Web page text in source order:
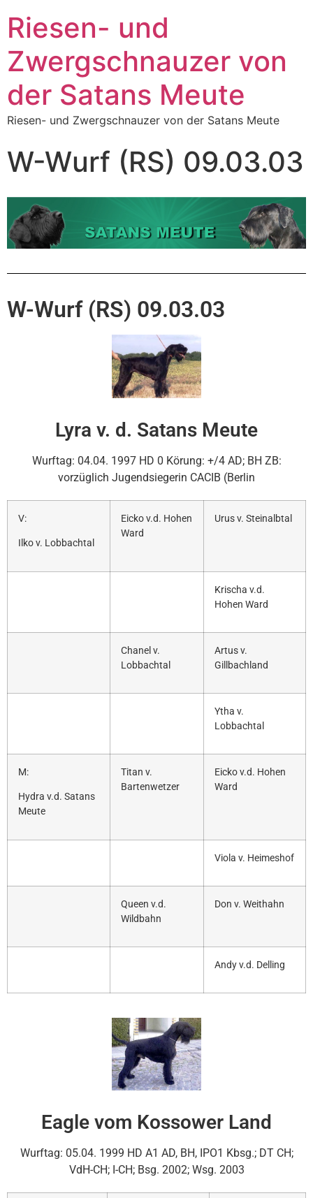
Riesen- und
Zwergschnauzer von
der Satans Meute
Riesen- und Zwergschnauzer von der Satans Meute
W-Wurf (RS) 09.03.03
W-Wurf (RS) 09.03.03
Lyra v. d. Satans Meute
Wurftag: 04.04. 1997 HD 0 Körung: +/4 AD; BH ZB:
vorzüglich Jugendsiegerin CACIB (Berlin
V:
Ilko v. Lobbachtal
Eicko v.d. Hohen
Ward
Urus v. Steinalbtal
Krischa v.d.
Hohen Ward
Chanel v.
Lobbachtal
Artus v.
Gillbachland
Ytha v.
Lobbachtal
M:
Hydra v.d. Satans
Meute
Titan v.
Bartenwetzer
Eicko v.d. Hohen
Ward
Viola v. Heimeshof
Queen v.d.
Wildbahn
Don v. Weithahn
Andy v.d. Delling
Eagle vom Kossower Land
Wurftag: 05.04. 1999 HD A1 AD, BH, IPO1 Kbsg.; DT CH;
VdH-CH; I-CH; Bsg. 2002; Wsg. 2003